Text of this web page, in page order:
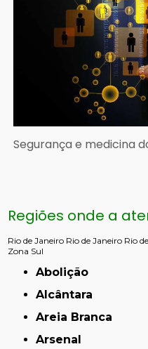
Segurança e medicina
Regiões onde a
Rio de Janeiro Rio de Janeiro Rio
Zona Sul
Abolição
Alcântara
Areia Branca
Arsenal